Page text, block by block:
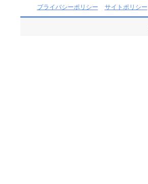
プライバシーポリシー サイトポリシー